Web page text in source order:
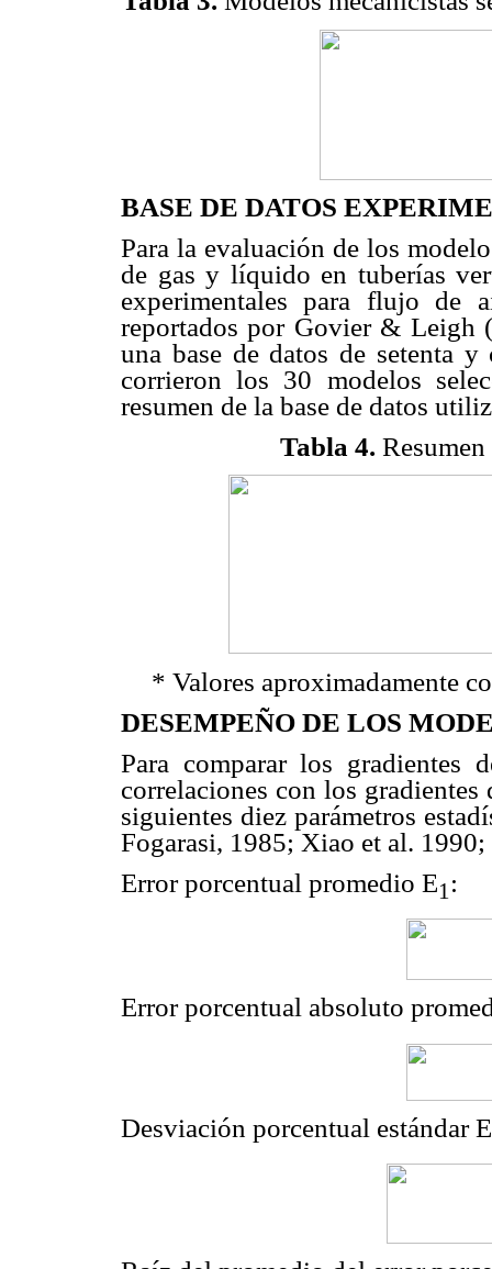
BASE DE DATOS
Para la evaluación de los
de gas y líquido en tuberías
experimentales para flujo de
reportados por Govier & Leigh
una base de datos de setenta
corrieron los 30 modelos
resumen de la base de datos
Tabla 4.
* Valores aproximadamente
DESEMPEÑO DE LOS
Para comparar los gradientes
correlaciones con los gradientes
siguientes diez parámetros
Fogarasi, 1985; Xiao et al.
Error porcentual promedio E1 :
Error porcentual absoluto
Desviación porcentual estándar E